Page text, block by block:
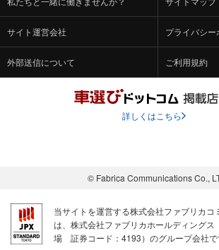
サイト運営会社 プライバシー
外部送信について ご利用規約
詳しくはこちら
© Fabrica Communications Co.,
当サイトを運営する株式会社ファブリカコ
は、株式会社ファブリカホールディングス
場 証券コード：4193）のグループ会社で